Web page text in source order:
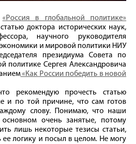
«Россия в глобальной политике»
доктора исторических наук,
научного руководителя
и мировой политики НИУ
президиума Совета по
политике Сергея Александровича
«Как России победить в новой
рекомендую прочесть статью
и по той причине, что сам готов
слову. Понимаю, что наши
очень занятые, потому
лишь некоторые тезисы статьи,
ее логику и посыл в целом. Не могу